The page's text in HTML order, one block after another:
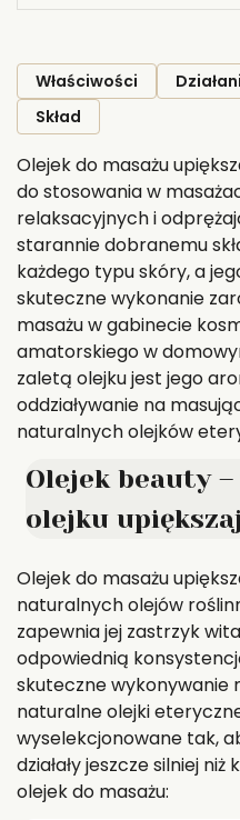
Właściwości
Skład
Olejek do masażu
do stosowania w
relaksacyjnych i
starannie dobranemu
każdego typu skóry, a
skuteczne wykonanie
masażu w gabinecie
amatorskiego w
zaletą olejku jest jego
oddziaływanie na
naturalnych olejków
Olejek beauty
olejku
Olejek do masażu
naturalnych olejów
zapewnia jej zastrzyk
odpowiednią
skuteczne wykonywanie
naturalne olejki
wyselekcjonowane tak,
działały jeszcze silniej
olejek do masażu: